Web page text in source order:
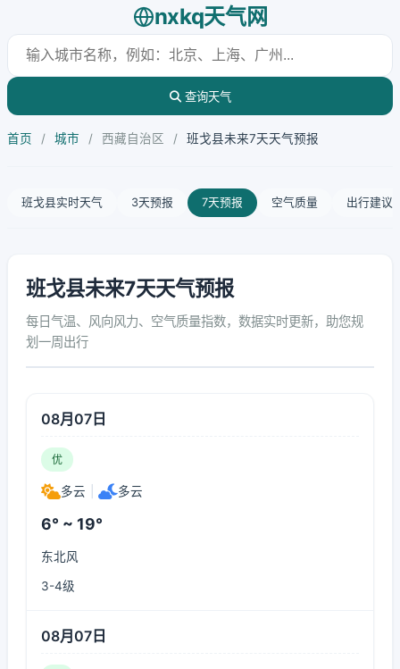
nxkq天气网
查询天气
首页 / 城市 / 西藏自治区 / 班戈县未来7天天气预报
班戈县实时天气 3天预报 7天预报 空气质量 出行建议
班戈县未来7天天气预报
每日气温、风向风力、空气质量指数，数据实时更新，助您规
划一周出行
08月07日
优
多云 多云
6° ~ 19°
东北风
3-4级
08月07日